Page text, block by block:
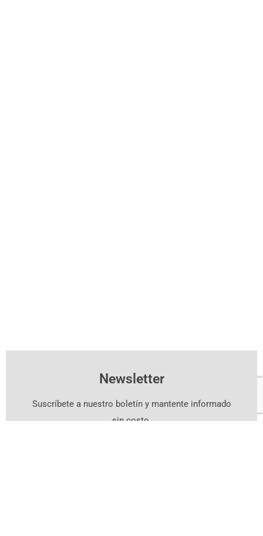
Newsletter
Suscríbete a nuestro boletín y mantente informado
sin costo.